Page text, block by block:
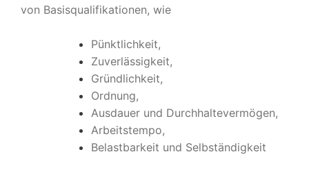
von Basisqualifikationen, wie
Pünktlichkeit,
Zuverlässigkeit,
Gründlichkeit,
Ordnung,
Ausdauer und Durchhaltevermögen,
Arbeitstempo,
Belastbarkeit und Selbständigkeit